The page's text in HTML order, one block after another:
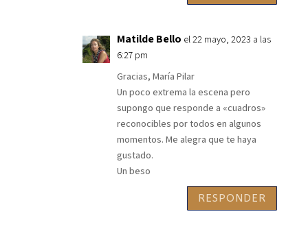
Matilde Bello el 22 mayo, 2023 a las
6:27 pm
Gracias, María Pilar
Un poco extrema la escena pero
supongo que responde a «cuadros»
reconocibles por todos en algunos
momentos. Me alegra que te haya
gustado.
Un beso
RESPONDER